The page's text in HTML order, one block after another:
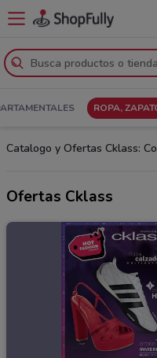
ROPA,
Catalogo y Ofertas Cklass:
Ofertas Cklass